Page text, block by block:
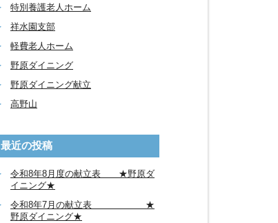
特別養護老人ホーム
祥水園支部
軽費老人ホーム
野原ダイニング
野原ダイニング献立
高野山
最近の投稿
令和8年8月度の献立表 ★野原ダ
イニング★
令和8年7月の献立表 ★
野原ダイニング★